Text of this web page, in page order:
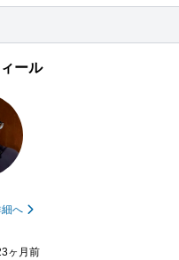
ール
へ
ヶ月前